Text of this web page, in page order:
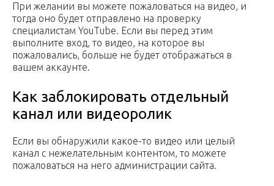
При желании вы можете пожаловаться на видео, и
тогда оно будет отправлено на проверку
специалистам YouTube. Если вы перед этим
выполните вход, то видео, на которое вы
пожаловались, больше не будет отображаться в
вашем аккаунте.
Как заблокировать отдельный
канал или видеоролик
Если вы обнаружили какое-то видео или целый
канал с нежелательным контентом, то можете
пожаловаться на него администрации сайта.